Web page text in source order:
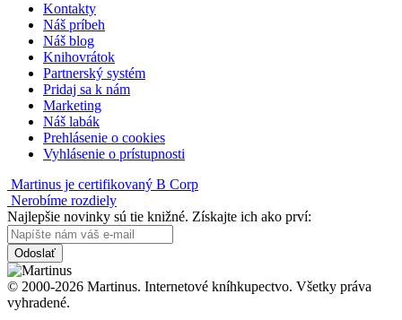
Kontakty
Náš príbeh
Náš blog
Knihovrátok
Partnerský systém
Pridaj sa k nám
Marketing
Náš labák
Prehlásenie o cookies
Vyhlásenie o prístupnosti
Martinus je certifikovaný B Corp
Nerobíme rozdiely
Najlepšie novinky sú tie knižné. Získajte ich ako prví:
Odoslať
© 2000-2026 Martinus. Internetové kníhkupectvo. Všetky práva
vyhradené.